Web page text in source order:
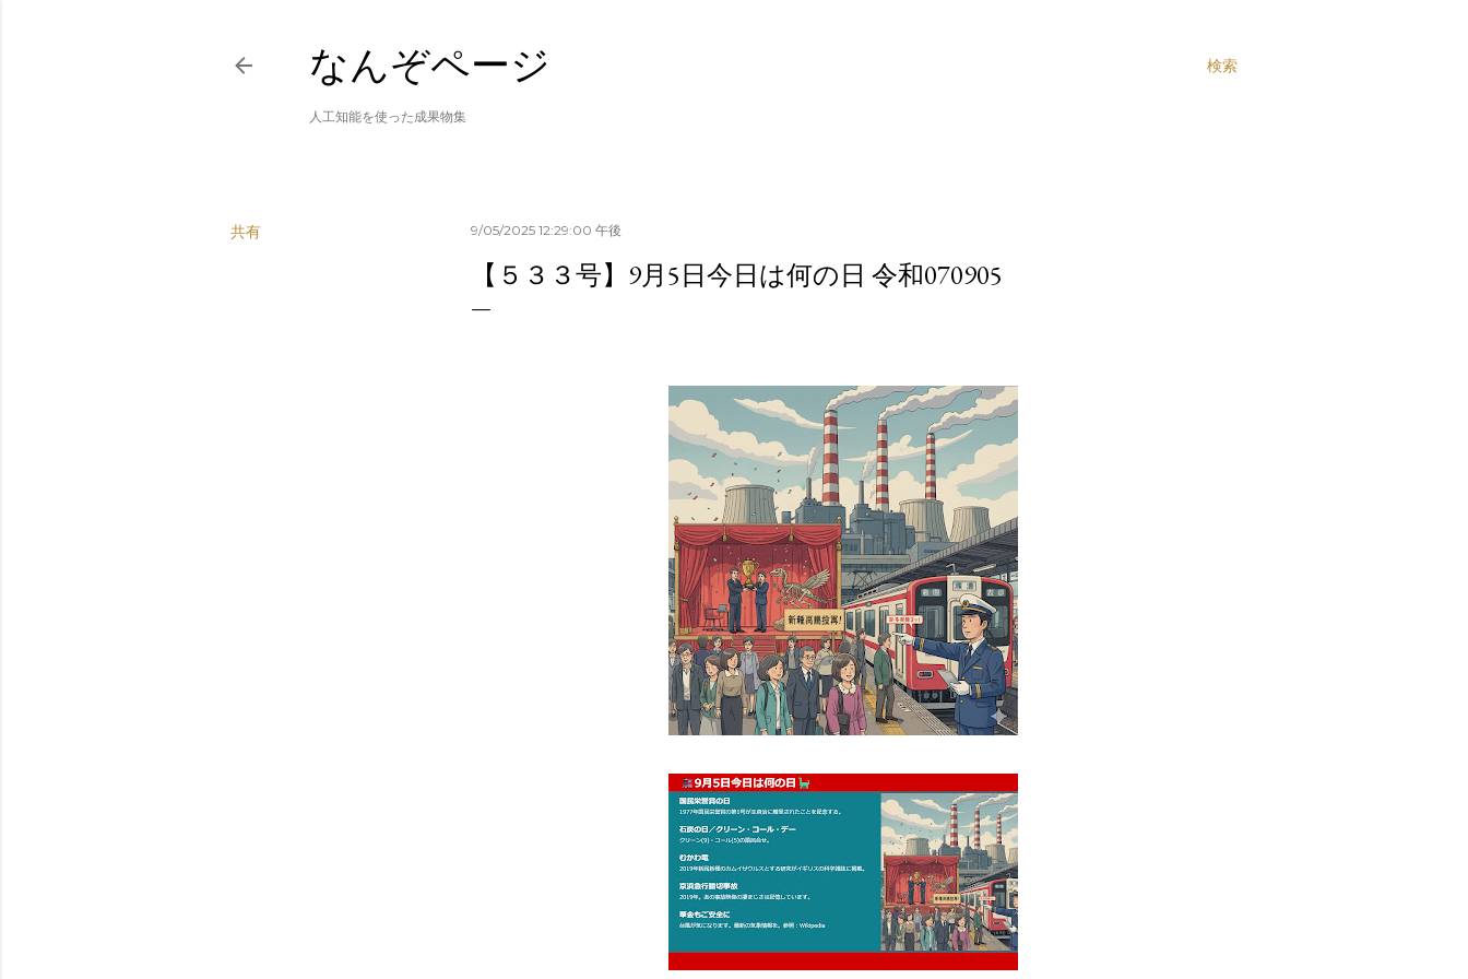
検索
なんぞページ
人工知能を使った成果物集
共有 9/05/2025 12:29:00 午後
【５３３号】9月5日今日は何の日 令和070905